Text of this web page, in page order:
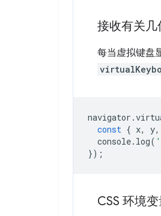
接收有关
每当虚拟键盘
navigator .
const { x, y,
console. log(
});
CSS 环境